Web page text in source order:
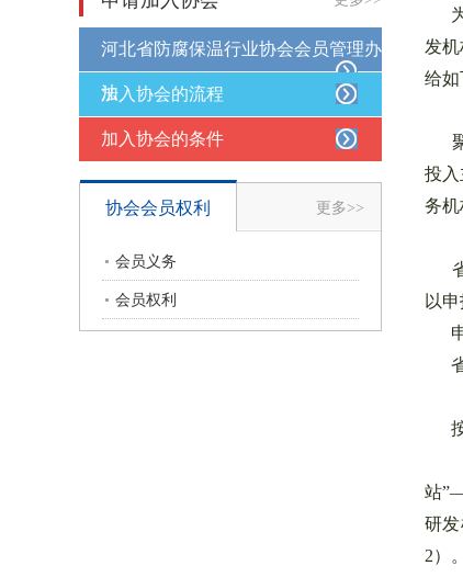
河北省防腐保温行业协会会员管理办
法
加入协会的流程
加入协会的条件
协会会员权利 更多>>
会员义务
会员权利
为
发
给如
聚
投
务机
省
以
申
省
按
（
站
研
2）。